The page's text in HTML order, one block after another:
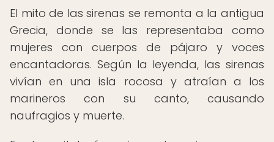
El mito de las sirenas se remonta a la antigua
Grecia, donde se las representaba como
mujeres con cuerpos de pájaro y voces
encantadoras. Según la leyenda, las sirenas
vivían en una isla rocosa y atraían a los
marineros con su canto, causando
naufragios y muerte.